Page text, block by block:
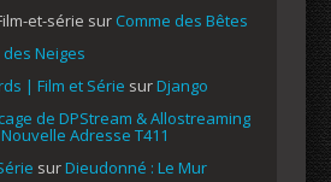
et-série sur Comme des Bêtes
des Neiges
| Film et Série surDjango
de DPStream & Allostreaming
Nouvelle Adresse T411
surDieudonné : Le Mur